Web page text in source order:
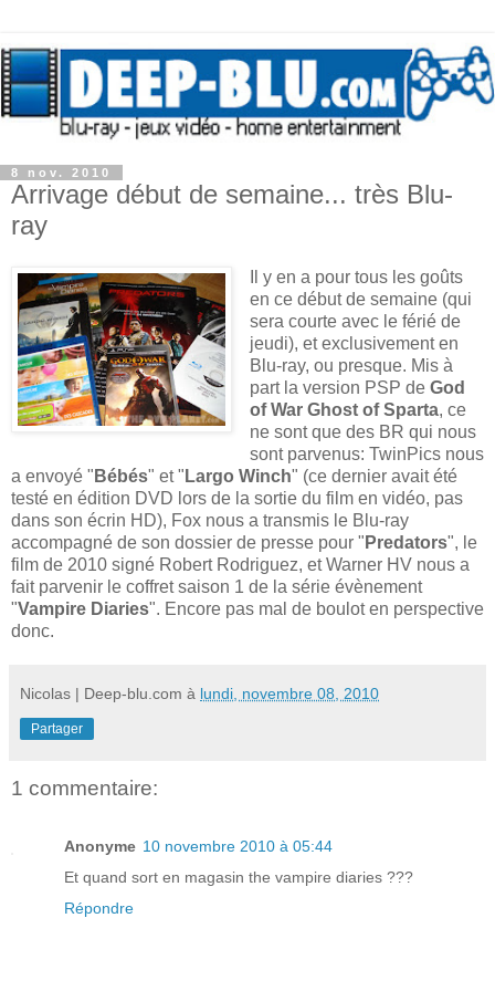
8 nov. 2010
Arrivage début de semaine... très Blu-
ray
Il y en a pour tous les goûts
en ce début de semaine (qui
sera courte avec le férié de
jeudi), et exclusivement en
Blu-ray, ou presque. Mis à
part la version PSP de God
of War Ghost of Sparta, ce
ne sont que des BR qui nous
sont parvenus: TwinPics nous
a envoyé " Bébés" et " Largo Winch" (ce dernier avait été
testé en édition DVD lors de la sortie du film en vidéo, pas
dans son écrin HD), Fox nous a transmis le Blu-ray
accompagné de son dossier de presse pour " Predators", le
film de 2010 signé Robert Rodriguez, et Warner HV nous a
fait parvenir le coffret saison 1 de la série évènement
"Vampire Diaries". Encore pas mal de boulot en perspective
donc.
Nicolas | Deep-blu.com à lundi, novembre 08, 2010
Partager
1 commentaire:
Anonyme 10 novembre 2010 à 05:44
Et quand sort en magasin the vampire diaries ???
Répondre